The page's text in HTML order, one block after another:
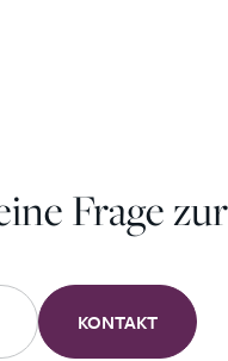
Frage
KONTAKT